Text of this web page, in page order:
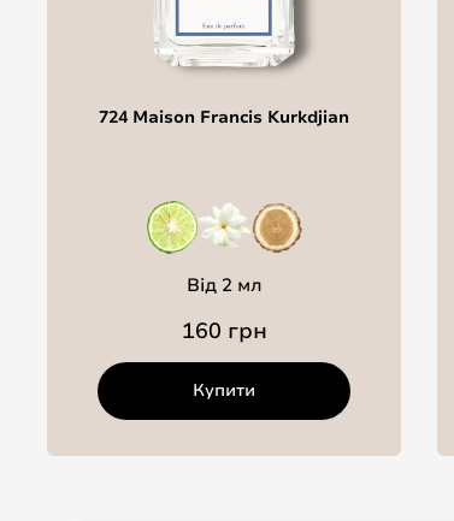
724 Maison Francis Kurkdjian
Від 2 мл
160 грн
Купити